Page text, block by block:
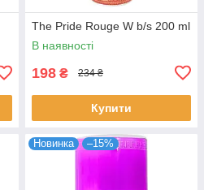
The Pride Rouge W b/s 200 ml
В наявності
198 ₴ 234 ₴
Купити
Новинка –15%